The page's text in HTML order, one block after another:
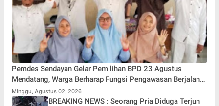
Pemdes Sendayan Gelar Pemilihan BPD 23 Agustus
Mendatang, Warga Berharap Fungsi Pengawasan Berjalan
Maksimal
Minggu, Agustus 02, 2026
BREAKING NEWS : Seorang Pria Diduga Terjun